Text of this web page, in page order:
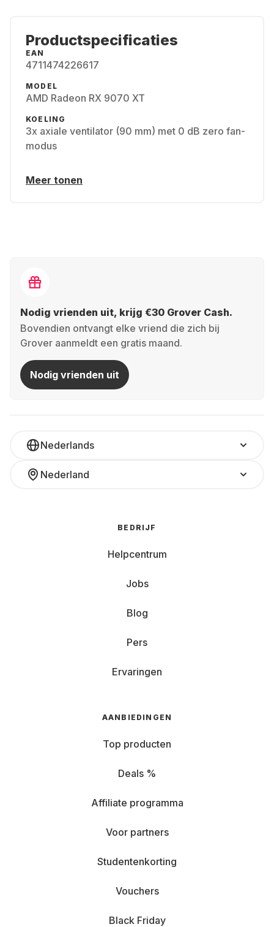
Productspecificaties
EAN
4711474226617
MODEL
AMD Radeon RX 9070 XT
KOELING
3x axiale ventilator (90 mm) met 0 dB zero fan-
modus
Meer tonen
Nodig vrienden uit, krijg €30 Grover Cash.
Bovendien ontvangt elke vriend die zich bij
Grover aanmeldt een gratis maand.
Nodig vrienden uit
Nederlands
Nederland
BEDRIJF
Helpcentrum
Jobs
Blog
Pers
Ervaringen
AANBIEDINGEN
Top producten
Deals %
Affiliate programma
Voor partners
Studentenkorting
Vouchers
Black Friday